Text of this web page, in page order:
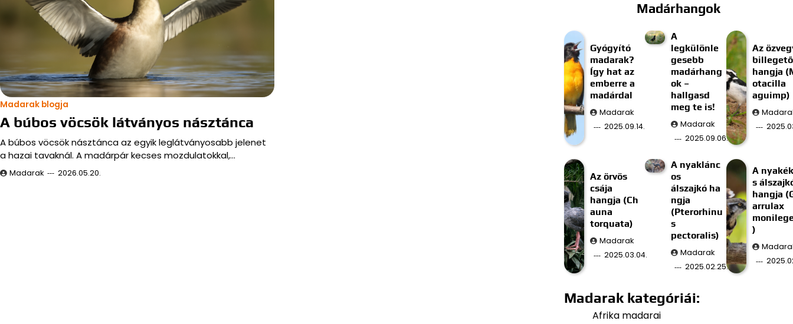
Madarak blogja
A búbos vöcsök látványos násztánca
A búbos vöcsök násztánca az egyik leglátványosabb jelenet
a hazai tavaknál. A madárpár kecses mozdulatokkal,…
Madarak 2026.05.20.
Madárhangok
Gyógyító
madarak?
Így hat az
emberre a
madárdal
Madarak
2025.09.14.
A
legkülönle
gesebb
madárhang
ok –
hallgasd
meg te is!
Madarak
2025.09.06.
Az
billegető
hangja
otacilla
aguimp)
Az örvös
csája
hangja (Ch
auna
torquata)
Madarak
2025.03.04.
A nyaklánc
os
álszajkó ha
ngja
(Pterorhinu
s
pectoralis)
Madarak
2025.02.25.
A
s
hangja
arrulax
)
Madarak kategóriái:
Afrika madarai